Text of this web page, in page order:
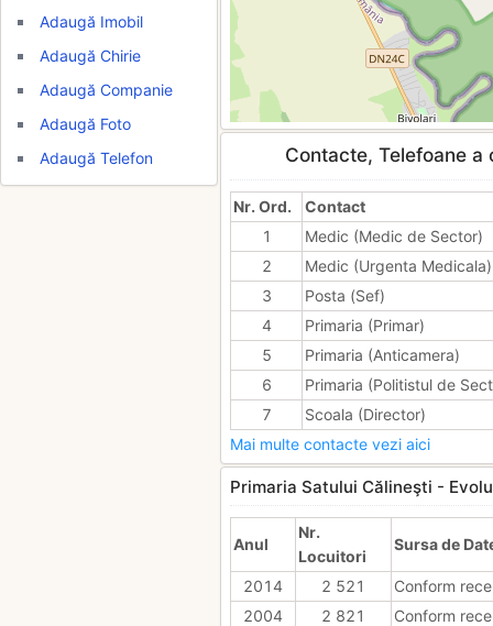
Adaugă Imobil
Adaugă Chirie
Adaugă Companie
Adaugă Foto
Adaugă Telefon
Contacte, Telefoane
Nr. Ord.
Contact
1
Medic (Medic de Sector)
2
Medic (Urgenta Medicala)
3
Posta (Sef)
4
Primaria (Primar)
5
Primaria (Anticamera)
6
Primaria (Politistul de
7
Scoala (Director)
Mai multe contacte vezi aici
Primaria Satului Călineşti -
Anul
Nr.
Locuitori
Sursa de
2014 2 521
Conform
2004
2 821
Conform